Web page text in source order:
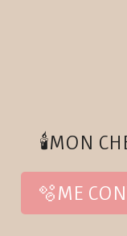
🕯️MON
🫧ME